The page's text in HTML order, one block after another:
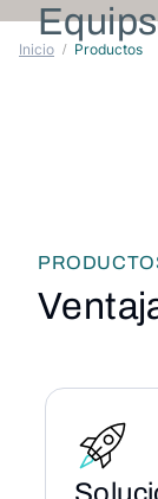
Inicio Productos